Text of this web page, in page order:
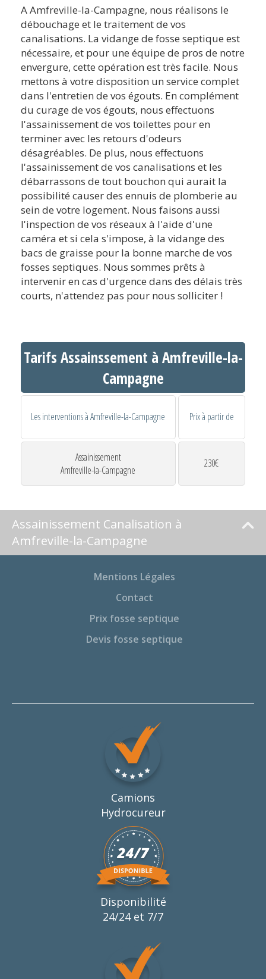
A Amfreville-la-Campagne, nous réalisons le
débouchage et le traitement de vos
canalisations. La vidange de fosse septique est
nécessaire, et pour une équipe de pros de notre
envergure, cette opération est très facile. Nous
mettons à votre disposition un service complet
dans l'entretien de vos égouts. En complément
du curage de vos égouts, nous effectuons
l'assainissement de vos toilettes pour en
terminer avec les retours d'odeurs
désagréables. De plus, nous effectuons
l'assainissement de vos canalisations et les
débarrassons de tout bouchon qui aurait la
possibilité causer des ennuis de plomberie au
sein de votre logement. Nous faisons aussi
l'inspection de vos réseaux à l'aide d'une
caméra et si cela s'impose, à la vidange des
bacs de graisse pour la bonne marche de vos
fosses septiques. Nous sommes prêts à
intervenir en cas d'urgence dans des délais très
courts, n'attendez pas pour nous solliciter !
Tarifs Assainssement à Amfreville-la-
Campagne
Les interventions à Amfreville-la-Campagne Prix à partir de
Assainissement
Amfreville-la-Campagne
230€
Assainissement Canalisation à
Amfreville-la-Campagne
Mentions Légales
Contact
Prix fosse septique
Devis fosse septique
Camions
Hydrocureur
Disponibilité
24/24 et 7/7